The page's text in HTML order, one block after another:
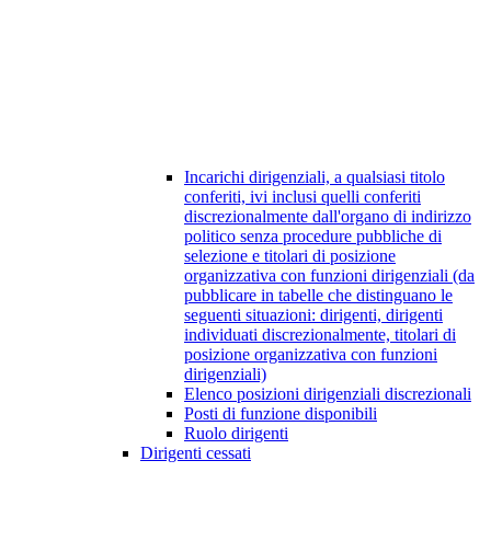
Incarichi dirigenziali, a qualsiasi titolo
conferiti, ivi inclusi quelli conferiti
discrezionalmente dall'organo di indirizzo
politico senza procedure pubbliche di
selezione e titolari di posizione
organizzativa con funzioni dirigenziali (da
pubblicare in tabelle che distinguano le
seguenti situazioni: dirigenti, dirigenti
individuati discrezionalmente, titolari di
posizione organizzativa con funzioni
dirigenziali)
Elenco posizioni dirigenziali discrezionali
Posti di funzione disponibili
Ruolo dirigenti
Dirigenti cessati